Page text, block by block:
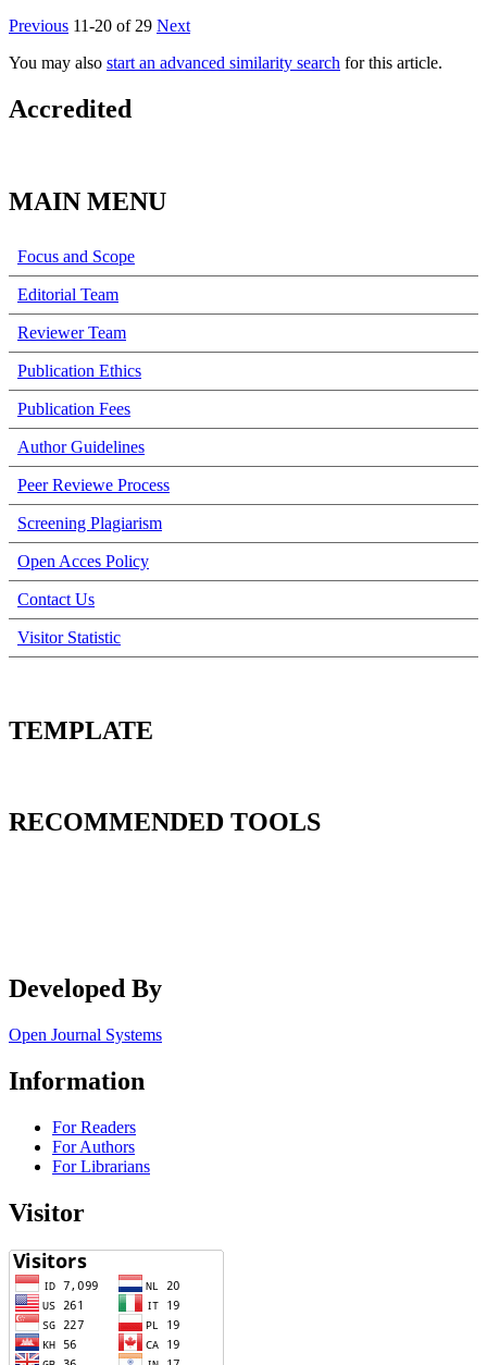
Previous 11-20 of 29 Next
You may also start an advanced similarity search for this article.
Accredited
MAIN MENU
Focus and Scope
Editorial Team
Reviewer Team
Publication Ethics
Publication Fees
Author Guidelines
Peer Reviewe Process
Screening Plagiarism
Open Acces Policy
Contact Us
Visitor Statistic
TEMPLATE
RECOMMENDED TOOLS
Developed By
Open Journal Systems
Information
For Readers
For Authors
For Librarians
Visitor